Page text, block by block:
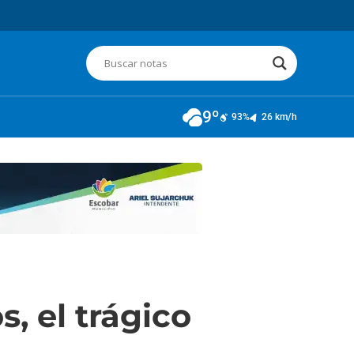
9º 93% 26 km/h
el trágico